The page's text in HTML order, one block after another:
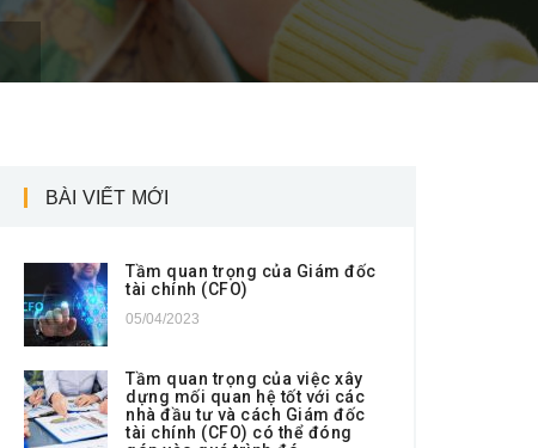
BÀI VIẾT MỚI
Tầm quan trọng của Giám đốc
tài chính (CFO)
05/04/2023
Tầm quan trọng của việc xây
dựng mối quan hệ tốt với các
nhà đầu tư và cách Giám đốc
tài chính (CFO) có thể đóng